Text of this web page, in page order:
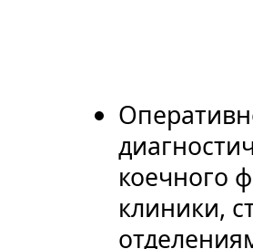
коечного
клиники,